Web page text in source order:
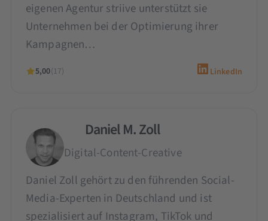
eigenen Agentur striive unterstützt sie
Unternehmen bei der Optimierung ihrer
Kampagnen…
5,00(17) LinkedIn
Daniel M. Zoll
Digital-Content-Creative
Daniel Zoll gehört zu den führenden Social-
Media-Experten in Deutschland und ist
spezialisiert auf Instagram, TikTok und